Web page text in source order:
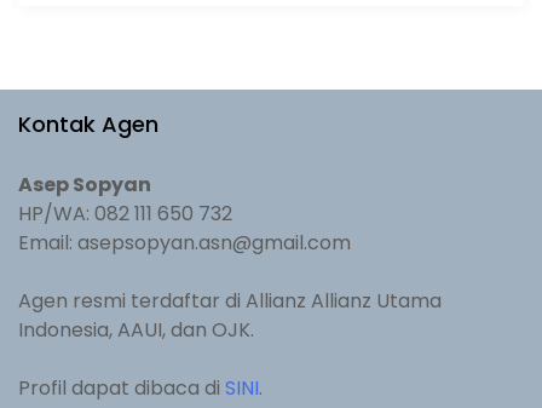
Kontak Agen
Asep Sopyan
HP/WA: 082 111 650 732
Email: asepsopyan.asn@gmail.com
Agen resmi terdaftar di Allianz Allianz Utama
Indonesia, AAUI, dan OJK.
Profil dapat dibaca di SINI.